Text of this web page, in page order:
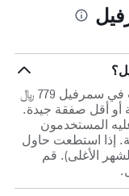
في المتوسط ، تبلغ تكلفة إيجارات العطلات في سمرفيل 779 ﷼
سعر 777 ﷼ لكل ليلة أو أقل صفقة جيدة.
المستخدمون
كان مقابل 128 ﷼ لليلة. إذا استطعت حاول
الأغلى). قم